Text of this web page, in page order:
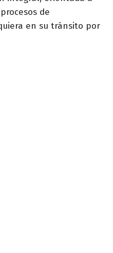
de
en su tránsito por